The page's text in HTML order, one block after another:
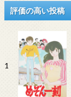
評価の高い投稿
1